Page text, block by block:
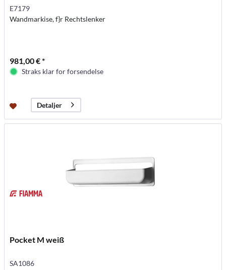
E7179
Wandmarkise, f}r Rechtslenker
981,00 € *
Straks klar for forsendelse
Detaljer
Pocket M weiß
SA1086